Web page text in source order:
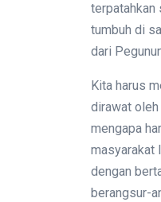
terpatahkan
tumbuh di
dari
Kita harus
dirawat oleh
mengapa
masyarakat
dengan
berangsur-